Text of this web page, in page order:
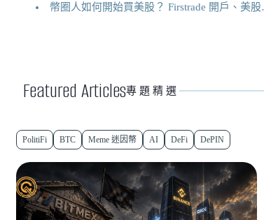
幣圈人如何開始買美股？ Firstrade 開戶、美股交易機制完整教學
Featured Articles專題精選
PolitiFi BTC Meme 迷因幣 AI DeFi DePIN